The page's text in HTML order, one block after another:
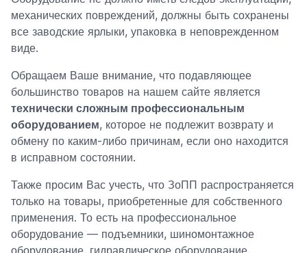
механических повреждений, должны быть сохранены
все заводские ярлыки, упаковка в неповрежденном
виде.
Обращаем Ваше внимание, что подавляющее
большинство товаров на нашем сайте является
технически сложным профессиональным
оборудованием, которое не подлежит возврату и
обмену по каким-либо причинам, если оно находится
в исправном состоянии.
Также просим Вас учесть, что ЗоПП распространяется
только на товары, приобретенные для собственного
применения. То есть на профессиональное
оборудование — подъемники, шиномонтажное
оборудование, гидравлическое оборудование,